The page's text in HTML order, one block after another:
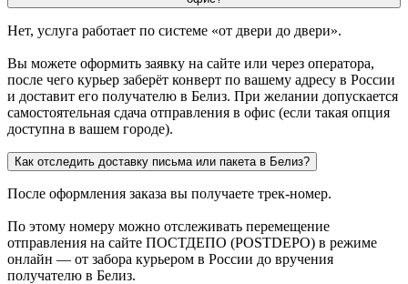
Нет, услуга работает по системе «от двери до двери».
Вы можете оформить заявку на сайте или через оператора,
после чего курьер заберёт конверт по вашему адресу в России
и доставит его получателю в Белиз. При желании допускается
самостоятельная сдача отправления в офис (если такая опция
доступна в вашем городе).
Как отследить доставку письма или пакета в Белиз?
После оформления заказа вы получаете трек-номер.
По этому номеру можно отслеживать перемещение
отправления на сайте ПОСТДЕПО (POSTDEPO) в режиме
онлайн — от забора курьером в России до вручения
получателю в Белиз.